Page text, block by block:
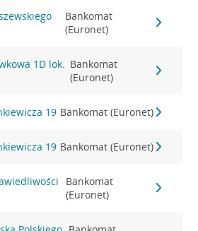
Bankomat
(Euronet)
1D lok. Bankomat
(Euronet)
19 Bankomat (Euronet)
19 Bankomat (Euronet)
Bankomat
(Euronet)